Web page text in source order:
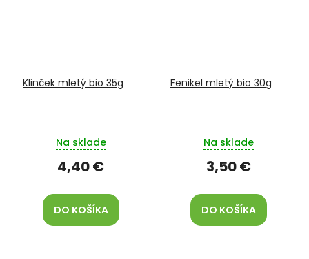
Klinček mletý bio 35g
Na sklade
4,40 €
DO KOŠÍKA
Fenikel mletý bio 30g
Na sklade
3,50 €
DO KOŠÍKA